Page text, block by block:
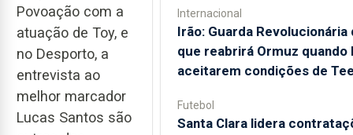
Povoação com a
atuação de Toy, e
no Desporto, a
entrevista ao
melhor marcador
Lucas Santos são
Internacional
Irão: Guarda Revolucionária
que reabrirá Ormuz quando
aceitarem condições de
Futebol
Santa Clara lidera